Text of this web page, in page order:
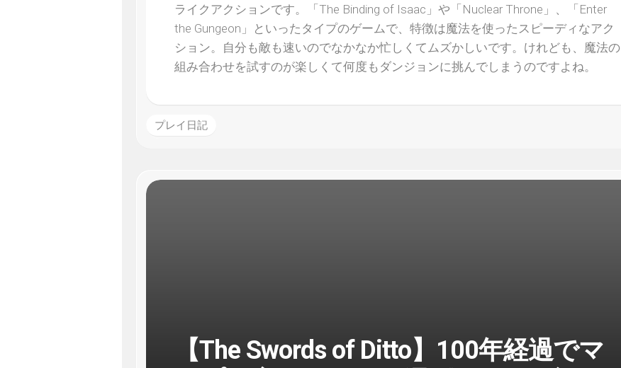
ライクアクションです。「The Binding of Isaac」や「Nuclear Throne」、「Enter
the Gungeon」といったタイプのゲームで、特徴は魔法を使ったスピーディなアク
ション。自分も敵も速いのでなかなか忙しくてムズかしいです。けれども、魔法の
組み合わせを試すのが楽しくて何度もダンジョンに挑んでしまうのですよね。
プレイ日記
【The Swords of Ditto】100年経過でマ